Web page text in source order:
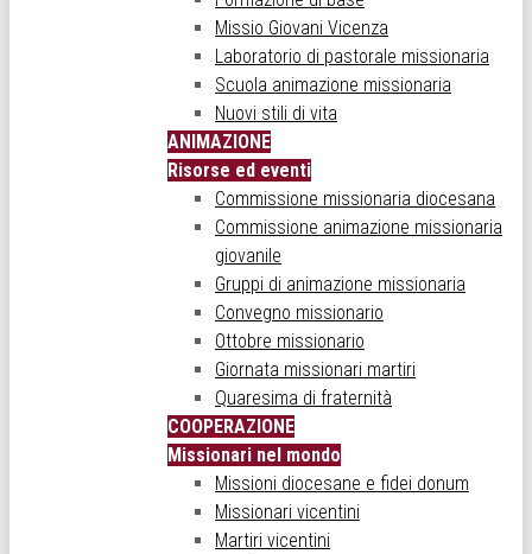
Missio Giovani Vicenza
Laboratorio di pastorale missionaria
Scuola animazione missionaria
Nuovi stili di vita
ANIMAZIONE
Risorse ed eventi
Commissione missionaria diocesana
Commissione animazione missionaria
giovanile
Gruppi di animazione missionaria
Convegno missionario
Ottobre missionario
Giornata missionari martiri
Quaresima di fraternità
COOPERAZIONE
Missionari nel mondo
Missioni diocesane e fidei donum
Missionari vicentini
Martiri vicentini